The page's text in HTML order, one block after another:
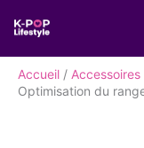
contenu
Accueil
Accessoires
Optimisation du
e
c
h